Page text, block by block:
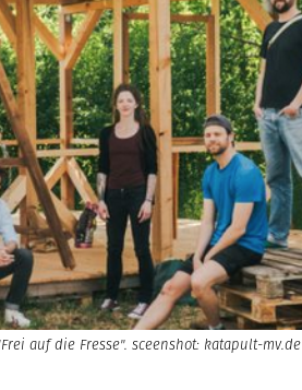
auf die Fresse". sceenshot: katapult-mv.de